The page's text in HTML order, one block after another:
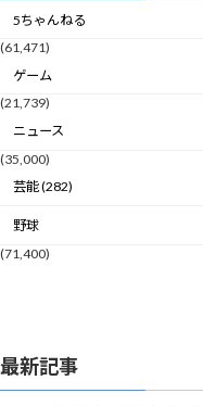
5ちゃんねる
(61,471)
ゲーム
(21,739)
ニュース
(35,000)
芸能 (282)
野球
(71,400)
最新記事